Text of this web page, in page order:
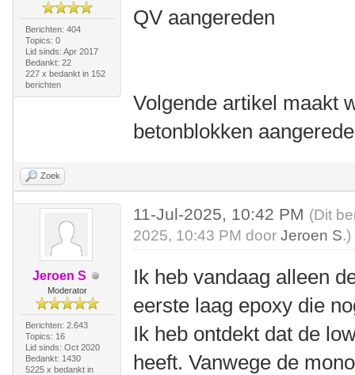
Berichten: 404
Topics: 0
Lid sinds: Apr 2017
Bedankt: 22
227 x bedankt in 152
berichten
QV aangereden
Volgende artikel maakt
betonblokken
Zoek
Jeroen S
Moderator
Berichten: 2.643
Topics: 16
Lid sinds: Oct 2020
Bedankt: 1430
5225 x bedankt in
11-Jul-2025, 10:42 PM (Dit
2025, 10:43 PM doorJeroen S.)
Ik heb vandaag alleen
eerste laag epoxy die
Ik heb ontdekt dat de
heeft. Vanwege de